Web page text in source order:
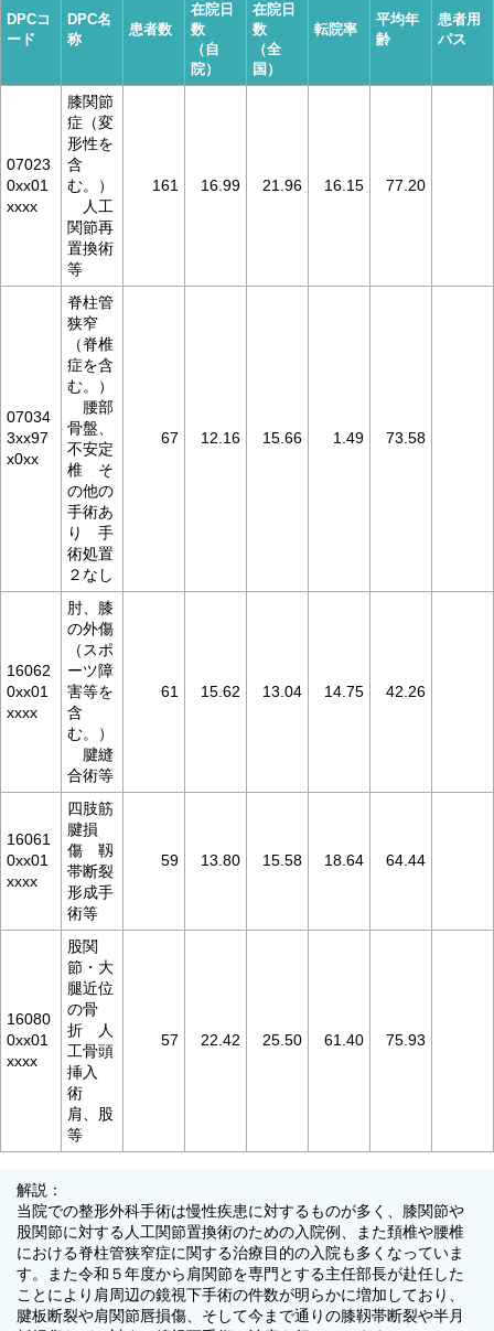
DPCコ
ード
DPC名
称
患者数
在院日
数
（自
院）
在院日
数
（全
国）
転院率
平均年
齢
患者用
パス
07023
0xx01
xxxx
膝関節
症（変
形性を
含
む。）
人工
関節再
置換術
等
161 16.99 21.96 16.15 77.20
07034
3xx97
x0xx
脊柱管
狭窄
（脊椎
症を含
む。）
腰部
骨盤、
不安定
椎 そ
の他の
手術あ
り 手
術処置
２なし
67 12.16 15.66 1.49 73.58
16062
0xx01
xxxx
肘、膝
の外傷
（スポ
ーツ障
害等を
含
む。）
腱縫
合術等
61 15.62 13.04 14.75 42.26
16061
0xx01
xxxx
四肢筋
腱損
傷 靱
帯断裂
形成手
術等
59 13.80 15.58 18.64 64.44
16080
0xx01
xxxx
股関
節・大
腿近位
の骨
折 人
工骨頭
挿入
術
肩、股
等
57 22.42 25.50 61.40 75.93
解説：
当院での整形外科手術は慢性疾患に対するものが多く、膝関節や
股関節に対する人工関節置換術のための入院例、また頚椎や腰椎
における脊柱管狭窄症に関する治療目的の入院も多くなっていま
す。また令和５年度から肩関節を専門とする主任部長が赴任した
ことにより肩周辺の鏡視下手術の件数が明らかに増加しており、
腱板断裂や肩関節唇損傷、そして今まで通りの膝靱帯断裂や半月